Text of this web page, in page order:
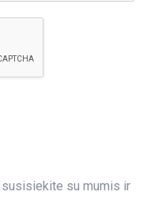
susisiekite su mumis ir